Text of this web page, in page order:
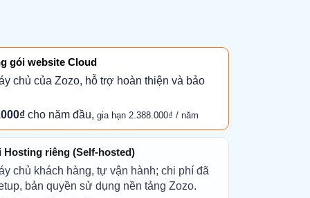
gói website Cloud
chủ của Zozo, hỗ trợ hoàn thiện và bảo
cho năm đầu, gia hạn 2.388.000₫ / năm
riêng (Self-hosted)
chủ khách hàng, tự vận hành; chi phí đã
bản quyền sử dụng nền tảng Zozo.